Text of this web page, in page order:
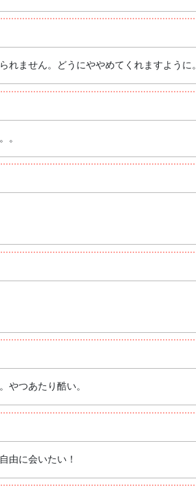
ません。どうにややめてくれますように。
。
やつあたり酷い。
由に会いたい！